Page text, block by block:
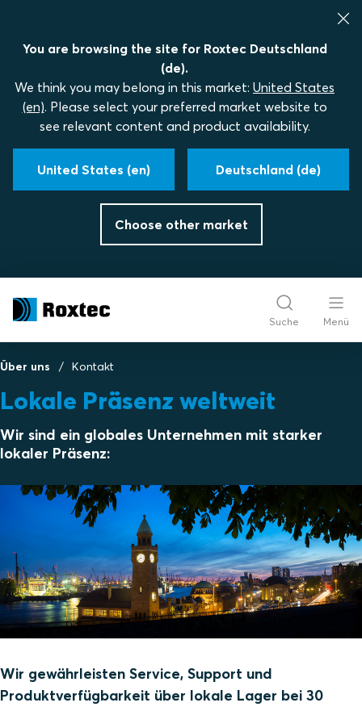
You are browsing the site for Roxtec Deutschland
(de).
We think you may belong in this market: United States
(en). Please select your preferred market website to
see relevant content and product availability.
United States (en) Deutschland (de)
Choose other market
Suche Menü
Über uns Kontakt
Lokale Präsenz weltweit
Wir sind ein globales Unternehmen mit starker
lokaler Präsenz:
Wir gewährleisten Service, Support und
Produktverfügbarkeit über lokale Lager bei 30